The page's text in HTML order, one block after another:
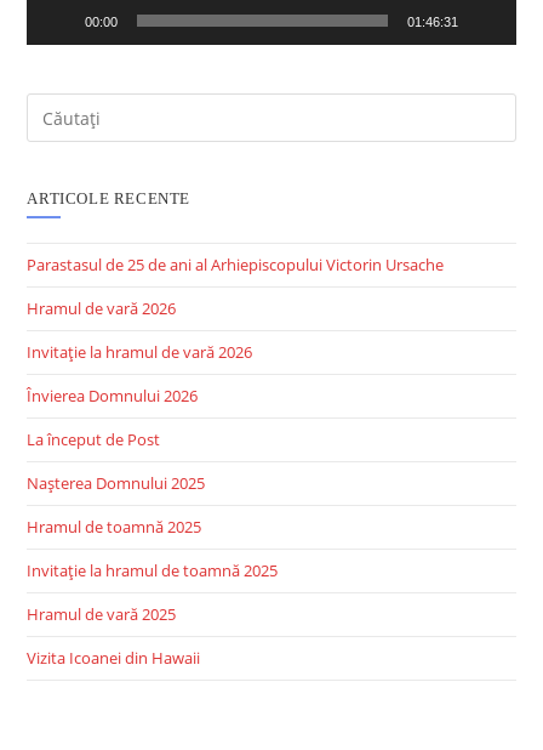
00:00 01:46:31
ARTICOLE RECENTE
Parastasul de 25 de ani al Arhiepiscopului Victorin Ursache
Hramul de vară 2026
Invitație la hramul de vară 2026
Învierea Domnului 2026
La început de Post
Nașterea Domnului 2025
Hramul de toamnă 2025
Invitație la hramul de toamnă 2025
Hramul de vară 2025
Vizita Icoanei din Hawaii